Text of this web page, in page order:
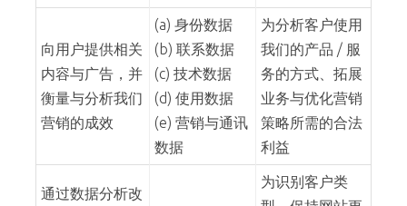
向用户提供相关
内容与广告，并
衡量与分析我们
营销的成效
(a) 身份数据
(b) 联系数据
(c) 技术数据
(d) 使用数据
(e) 营销与通讯
数据
为分析客户使用
我们的产品 / 服
务的方式、拓展
业务与优化营销
策略所需的合法
利益
通过数据分析改
为识别客户类